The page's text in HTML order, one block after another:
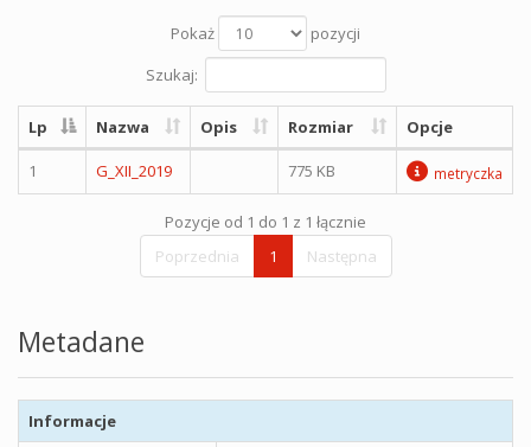
Pokaż
pozycji
Szukaj:
Lp Nazwa Opis Rozmiar Opcje
1 G_XII_2019 775 KB metryczka
Pozycje od 1 do 1 z 1 łącznie
Poprzednia
1 Następna
Metadane
Informacje